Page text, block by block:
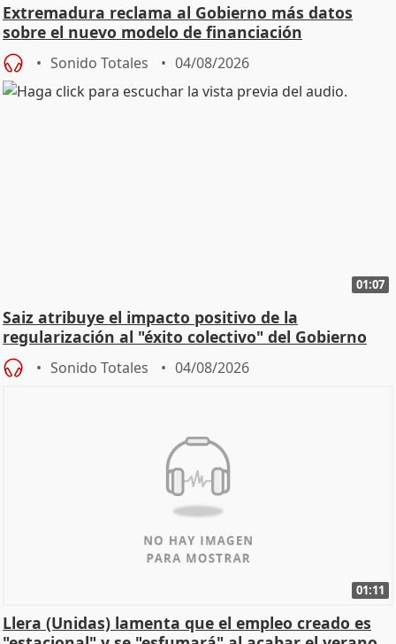
Extremadura reclama al Gobierno más datos
sobre el nuevo modelo de financiación
Sonido Totales 04/08/2026
01:07
Saiz atribuye el impacto positivo de la
regularización al "éxito colectivo" del Gobierno
Sonido Totales 04/08/2026
01:11
Llera (Unidas) lamenta que el empleo creado es